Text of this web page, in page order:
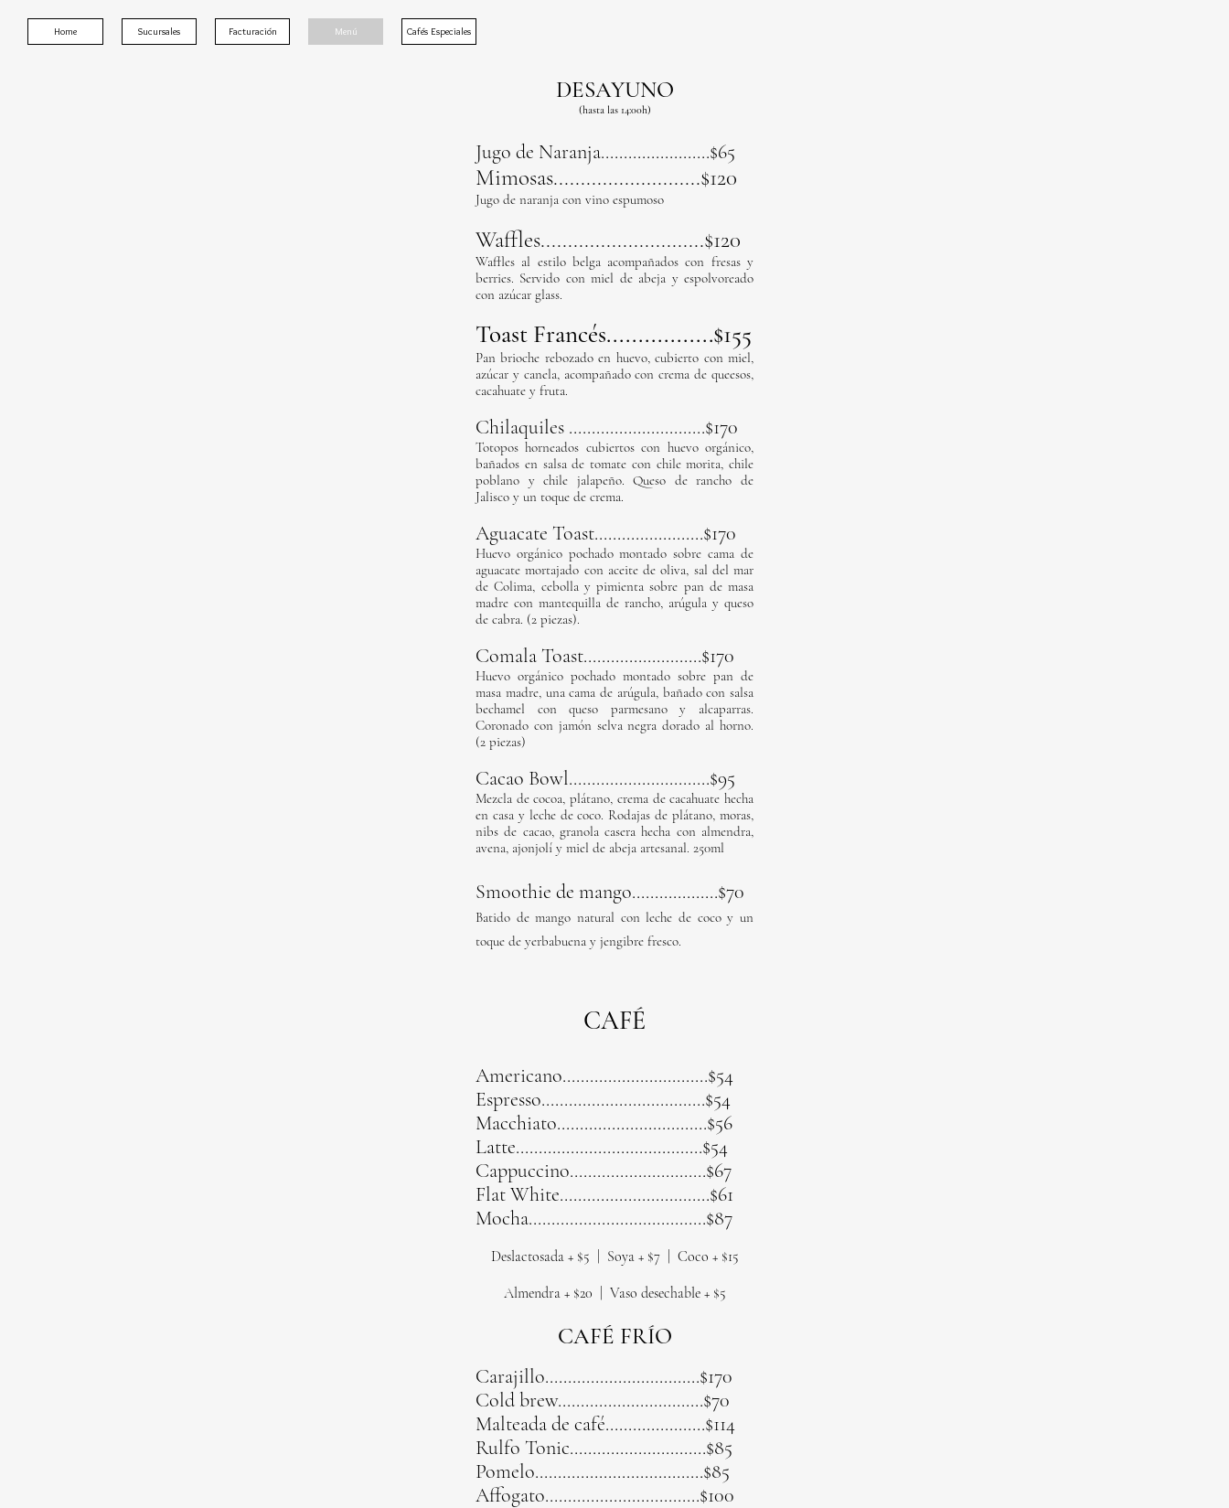
Home Sucursales Facturación Menú Cafés Especiales
DESAYUNO
(hasta las 14:00h)
Jugo de Naranja........................$65
Mimosas...........................$120
Jugo de naranja con vino espumoso
Waffles..............................$120
Waffles al estilo belga acompañados con fresas y
berries. Servido con miel de abeja y espolvoreado
con azúcar glass.
Toast Francés.................$155
Pan brioche rebozado en huevo, cubierto con miel,
azúcar y canela, acompañado con crema de queesos,
cacahuate y fruta.
Chilaquiles ..............................$170
Totopos horneados cubiertos con huevo orgánico,
bañados en salsa de tomate con chile morita, chile
poblano y chile jalapeño. Queso de rancho de
Jalisco y un toque de crema.
Aguacate Toast........................$170
Huevo orgánico pochado montado sobre cama de
aguacate mortajado con aceite de oliva, sal del mar
de Colima, cebolla y pimienta sobre pan de masa
madre con mantequilla de rancho, arúgula y queso
de cabra. (2 piezas).
Comala Toast..........................$170
Huevo orgánico pochado montado sobre pan de
masa madre, una cama de arúgula, bañado con salsa
bechamel con queso parmesano y alcaparras.
Coronado con jamón selva negra dorado al horno.
(2 piezas)
Cacao Bowl...............................$95
Mezcla de cocoa, plátano, crema de cacahuate hecha
en casa y leche de coco. Rodajas de plátano, moras,
nibs de cacao, granola casera hecha con almendra,
avena, ajonjolí y miel de abeja artesanal. 250ml
Smoothie de mango...................$70
Batido de mango natural con leche de coco y un
toque de yerbabuena y jengibre fresco.
CAFÉ
Americano................................$54
Espresso....................................$54
Macchiato.................................$56
Latte.........................................$54
Cappuccino..............................$67
Flat White.................................$61
Mocha.......................................$87
Deslactosada + $5 | Soya + $7 | Coco + $15
Almendra + $20 | Vaso desechable + $5
CAFÉ FRÍO
Carajillo..................................$170
Cold brew................................$70
Malteada de café......................$114
Rulfo Tonic..............................$85
Pomelo.....................................$85
Affogato..................................$100